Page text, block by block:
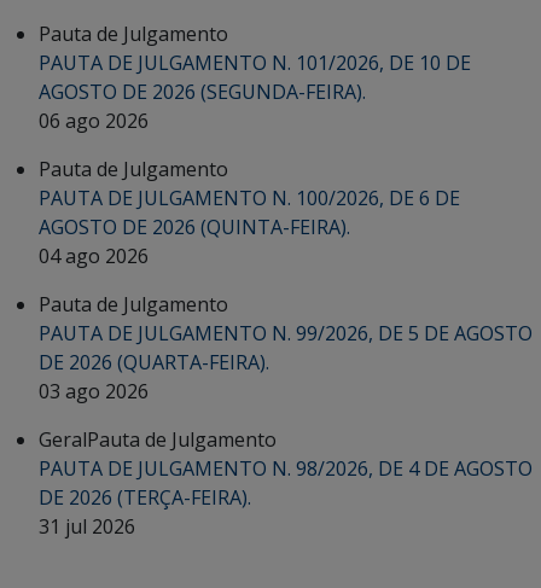
Pauta de Julgamento
PAUTA DE JULGAMENTO N. 101/2026, DE 10 DE
AGOSTO DE 2026 (SEGUNDA-FEIRA).
06 ago 2026
Pauta de Julgamento
PAUTA DE JULGAMENTO N. 100/2026, DE 6 DE
AGOSTO DE 2026 (QUINTA-FEIRA).
04 ago 2026
Pauta de Julgamento
PAUTA DE JULGAMENTO N. 99/2026, DE 5 DE AGOSTO
DE 2026 (QUARTA-FEIRA).
03 ago 2026
GeralPauta de Julgamento
PAUTA DE JULGAMENTO N. 98/2026, DE 4 DE AGOSTO
DE 2026 (TERÇA-FEIRA).
31 jul 2026